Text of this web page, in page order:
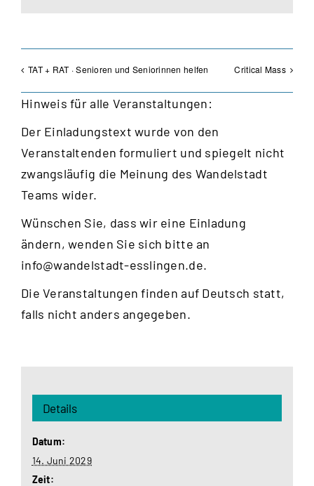
TAT + RAT · Senioren und Seniorinnen helfen Critical Mass
Hinweis für alle Veranstaltungen:
Der Einladungstext wurde von den
Veranstaltenden formuliert und spiegelt nicht
zwangsläufig die Meinung des Wandelstadt
Teams wider.
Wünschen Sie, dass wir eine Einladung
ändern, wenden Sie sich bitte an
info@wandelstadt-esslingen.de.
Die Veranstaltungen finden auf Deutsch statt,
falls nicht anders angegeben.
Details
Datum:
14. Juni 2029
Zeit: